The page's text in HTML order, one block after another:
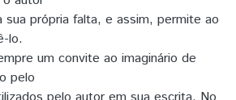
sua própria falta, e assim, permite ao
lo.
um convite ao imaginário de
pelo